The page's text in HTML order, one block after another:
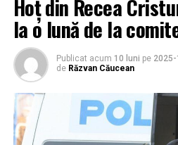
Hoț din Recea
la o lună de la
Publicat acum 10 luni pe
de Răzvan Căucean